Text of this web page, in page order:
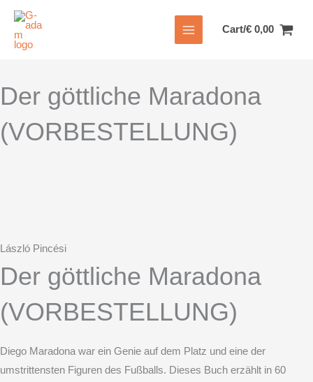
Zum
springen
Cart/€ 0,00
Der göttliche Maradona
(VORBESTELLUNG)
László Pincési
Der göttliche Maradona
(VORBESTELLUNG)
Diego Maradona war ein Genie auf dem Platz und eine der
umstrittensten Figuren des Fußballs. Dieses Buch erzählt in 60